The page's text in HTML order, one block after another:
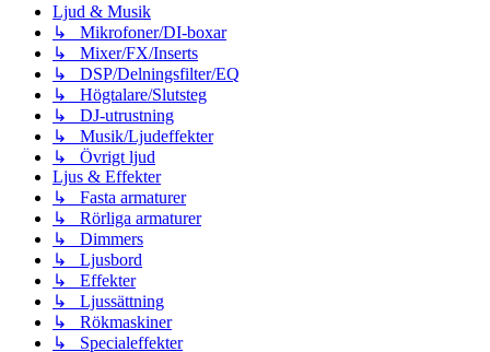
Ljud & Musik
↳ Mikrofoner/DI-boxar
↳ Mixer/FX/Inserts
↳ DSP/Delningsfilter/EQ
↳ Högtalare/Slutsteg
↳ DJ-utrustning
↳ Musik/Ljudeffekter
↳ Övrigt ljud
Ljus & Effekter
↳ Fasta armaturer
↳ Rörliga armaturer
↳ Dimmers
↳ Ljusbord
↳ Effekter
↳ Ljussättning
↳ Rökmaskiner
↳ Specialeffekter